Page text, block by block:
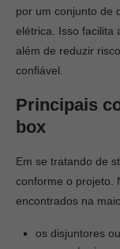
por um conjunto de
elétrica. Isso facilita
além de reduzir
confiável.
Principais
box
Em se tratando de
conforme o projeto.
encontrados na
os disjuntores